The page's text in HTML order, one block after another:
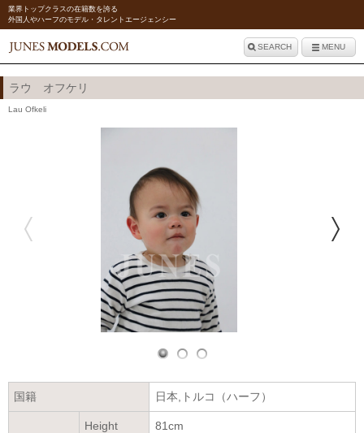
業界トップクラスの在籍数を誇る
外国人やハーフのモデル・タレントエージェンシー
SEARCH MENU
ラウ オフケリ
Lau Ofkeli
国籍 日本,トルコ（ハーフ）
Height 81cm